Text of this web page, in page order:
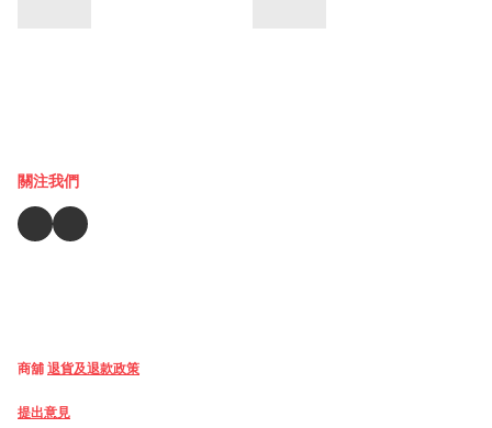
關注我們
商舖 退貨及退款政策
提出意見